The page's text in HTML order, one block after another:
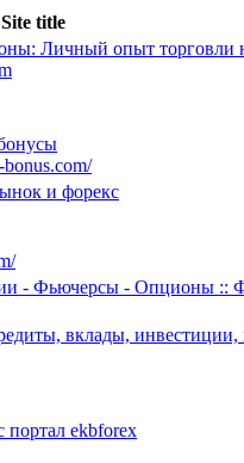
Site title
Личный опыт торговли
и форекс
- Фьючерсы - Опционы ::
вклады, инвестиции,
ekbforex